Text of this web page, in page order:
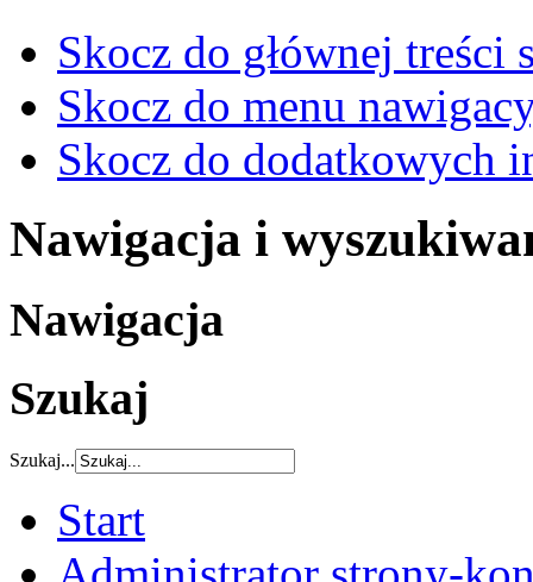
Skocz do głównej treści
Skocz do menu
Skocz do dodatkowych
Nawigacja i
Nawigacja
Szukaj
Szukaj...
Start